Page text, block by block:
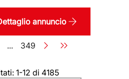
annuncio
... Pagina
349
1-12 di 4185